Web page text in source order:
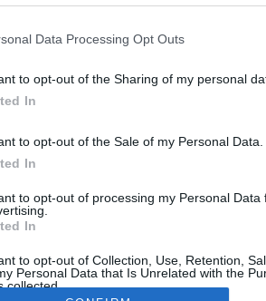
Data Processing Opt Outs
to opt-out of the Sharing of my personal
In
to opt-out of the Sale of my Personal Data.
In
to opt-out of processing my Personal Data
In
to opt-out of Collection, Use, Retention,
Personal Data that Is Unrelated with the
collected.